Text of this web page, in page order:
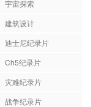
宇宙探索
建筑设计
迪士尼纪录片
Ch5纪录片
灾难纪录片
战争纪录片